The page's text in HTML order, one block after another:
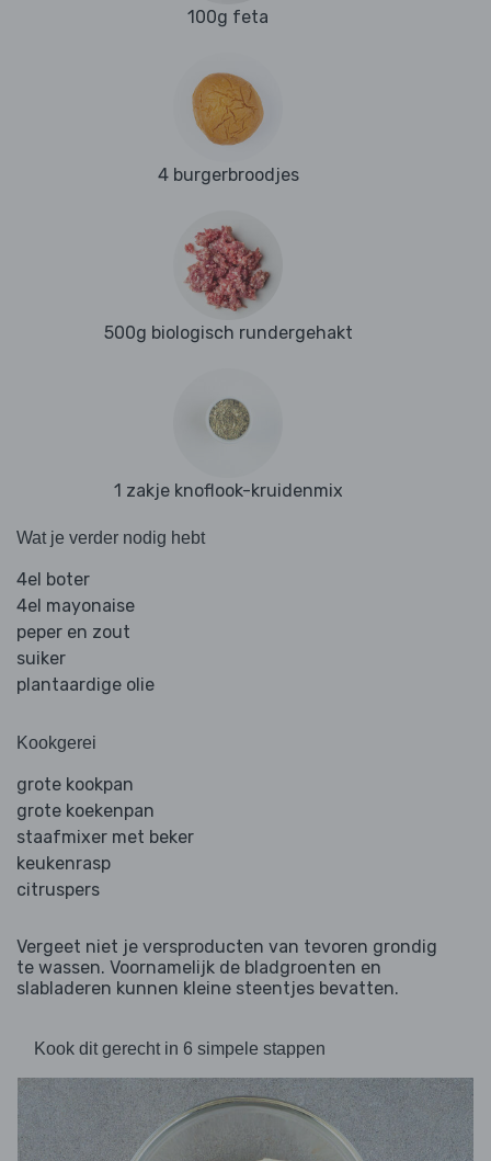
100g feta
4 burgerbroodjes
500g biologisch rundergehakt
1 zakje knoflook-kruidenmix
Wat je verder nodig hebt
4el boter
4el mayonaise
peper en zout
suiker
plantaardige olie
Kookgerei
grote kookpan
grote koekenpan
staafmixer met beker
keukenrasp
citruspers
Vergeet niet je versproducten van tevoren grondig
te wassen. Voornamelijk de bladgroenten en
slabladeren kunnen kleine steentjes bevatten.
Kook dit gerecht in 6 simpele stappen